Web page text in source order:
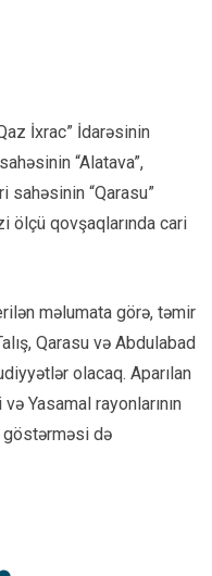
İxrac” İdarəsinin
“Alatava”,
sahəsinin “Qarasu”
ölçü qovşaqlarında cari
məlumata görə, təmir
Qarasu və Abdulabad
olacaq. Aparılan
Yasamal rayonlarının
də